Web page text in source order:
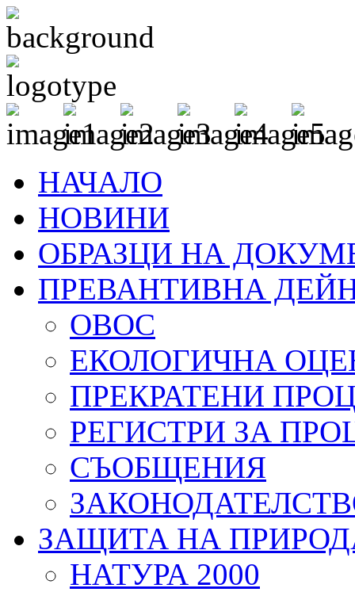
НАЧАЛО
НОВИНИ
ОБРАЗЦИ НА
ПРЕВАНТИВНА
ОВОС
ЕКОЛОГИЧНА
ПРЕКРАТЕНИ
РЕГИСТРИ ЗА
СЪОБЩЕНИЯ
ЗАЩИТА НА
НАТУРА 2000